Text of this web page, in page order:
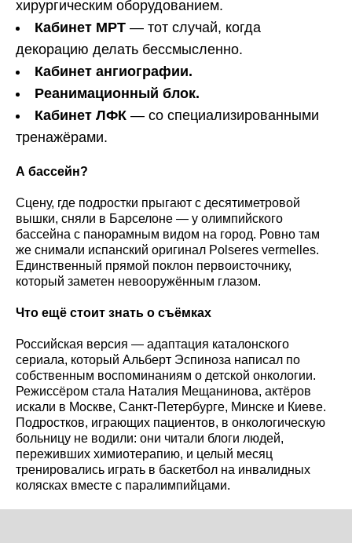
хирургическим оборудованием.
Кабинет МРТ — тот случай, когда
декорацию делать бессмысленно.
Кабинет ангиографии.
Реанимационный блок.
Кабинет ЛФК — со специализированными
тренажёрами.
А бассейн?
Сцену, где подростки прыгают с десятиметровой
вышки, сняли в Барселоне — у олимпийского
бассейна с панорамным видом на город. Ровно там
же снимали испанский оригинал Polseres vermelles.
Единственный прямой поклон первоисточнику,
который заметен невооружённым глазом.
Что ещё стоит знать о съёмках
Российская версия — адаптация каталонского
сериала, который Альберт Эспиноза написал по
собственным воспоминаниям о детской онкологии.
Режиссёром стала Наталия Мещанинова, актёров
искали в Москве, Санкт-Петербурге, Минске и Киеве.
Подростков, играющих пациентов, в онкологическую
больницу не водили: они читали блоги людей,
переживших химиотерапию, и целый месяц
тренировались играть в баскетбол на инвалидных
колясках вместе с паралимпийцами.